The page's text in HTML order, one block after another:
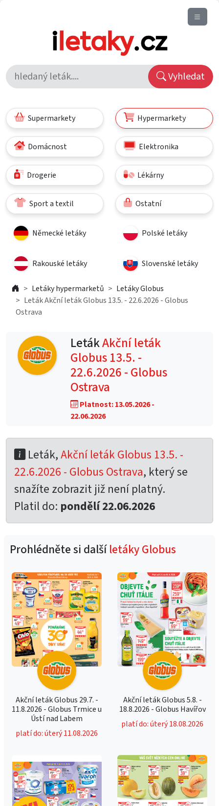
Vyhledat
Supermarkety Hypermarkety
Domácnost Elektronika
Drogerie Lékárny
Sport a textil Ostatní
Německé letáky Polské letáky
Rakouské letáky Slovenské letáky
Letáky hypermarketů
Letáky Globus
Leták Akční leták Globus 13.5. - 22.6.2026 - Globus
Ostrava
LetákAkční leták
Globus 13.5. -
22.6.2026 - Globus
Ostrava
Platnost: 13.05.2026 -
22.06.2026
Leták,Akční leták Globus 13.5. -
22.6.2026 - Globus Ostrava, který se
snažíte zobrazit již není platný.
Platil do: pondělí 22.06.2026
Prohlédněte si dalšíletáky Globus
Akční leták Globus 29.7. -
11.8.2026 - Globus Trmice u
Ústí nad Labem
platí do: úterý 11.08.2026
Akční leták Globus 5.8. -
18.8.2026 - Globus Havířov
platí do: úterý 18.08.2026